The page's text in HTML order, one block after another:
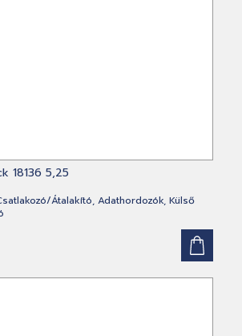
18136 5,25
Átalakító, Adathordozók, Külső